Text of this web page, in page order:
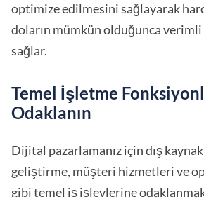
optimize edilmesini sağlayarak
doların mümkün olduğunca verimli
sağlar.
Temel İşletme
Odaklanın
Dijital pazarlamanız için dış
geliştirme, müşteri hizmetleri ve
gibi temel iş işlevlerine